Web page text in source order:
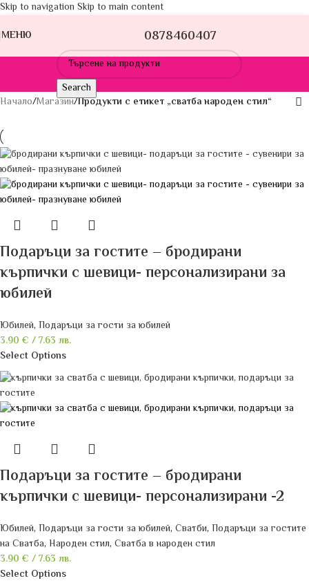
Skip to navigation Skip to main content
МЕНЮ
0878460407
Search
Начало/Магазин/Продукти с етикет „сватба народен стил“
Подаръци за гостите – бродирани
кърпички с шевици- персонализирани за
юбилей
Юбилей, Подаръци за гости за юбилей
3.90 €/ 7.63 лв.
Select Options
Подаръци за гостите – бродирани
кърпички с шевици- персонализирани -2
Юбилей, Подаръци за гости за юбилей, Сватби, Подаръци за гостите
на Сватба, Народен стил, Сватба в народен стил
3.90 €/ 7.63 лв.
Select Options